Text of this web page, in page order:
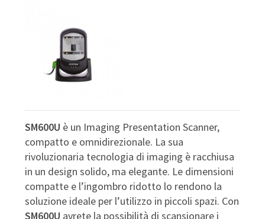
SM600U è un Imaging Presentation Scanner,
compatto e omnidirezionale. La sua
rivoluzionaria tecnologia di imaging è racchiusa
in un design solido, ma elegante. Le dimensioni
compatte e l’ingombro ridotto lo rendono la
soluzione ideale per l’utilizzo in piccoli spazi. Con
SM600U avrete la possibilità di scansionare i